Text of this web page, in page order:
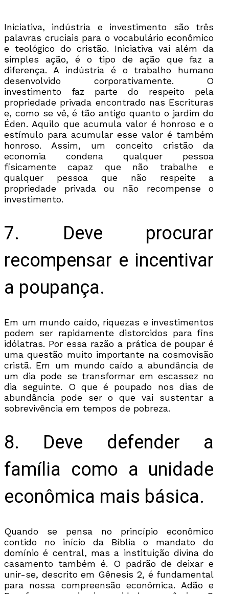
Iniciativa, indústria e investimento são três
palavras cruciais para o vocabulário econômico
e teológico do cristão. Iniciativa vai além da
simples ação, é o tipo de ação que faz a
diferença. A indústria é o trabalho humano
desenvolvido corporativamente. O
investimento faz parte do respeito pela
propriedade privada encontrado nas Escrituras
e, como se vê, é tão antigo quanto o jardim do
Éden. Aquilo que acumula valor é honroso e o
estímulo para acumular esse valor é também
honroso. Assim, um conceito cristão da
economia condena qualquer pessoa
fisicamente capaz que não trabalhe e
qualquer pessoa que não respeite a
propriedade privada ou não recompense o
investimento.
7. Deve procurar
recompensar e incentivar
a poupança.
Em um mundo caído, riquezas e investimentos
podem ser rapidamente distorcidos para fins
idólatras. Por essa razão a prática de poupar é
uma questão muito importante na cosmovisão
cristã. Em um mundo caído a abundância de
um dia pode se transformar em escassez no
dia seguinte. O que é poupado nos dias de
abundância pode ser o que vai sustentar a
sobrevivência em tempos de pobreza.
8. Deve defender a
família como a unidade
econômica mais básica.
Quando se pensa no princípio econômico
contido no início da Bíblia o mandato do
domínio é central, mas a instituição divina do
casamento também é. O padrão de deixar e
unir-se, descrito em Gênesis 2, é fundamental
para nossa compreensão econômica. Adão e